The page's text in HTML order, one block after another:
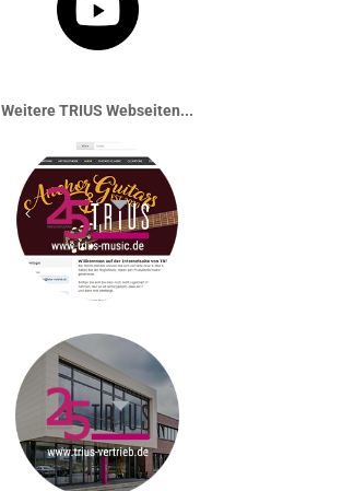
Weitere TRIUS Webseiten...